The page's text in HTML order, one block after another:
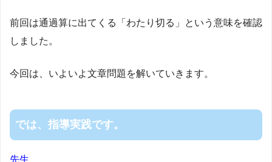
前回は通過算に出てくる「わたり切る」という意味を確認
しました。
今回は、いよいよ文章問題を解いていきます。
では、指導実践です。
先生